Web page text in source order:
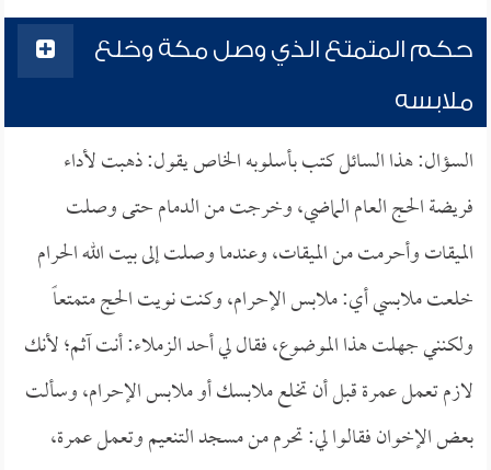
حكم المتمتع الذي وصل مكة وخلع
ملابسه
السؤال: هذا السائل كتب بأسلوبه الخاص يقول: ذهبت لأداء
فريضة الحج العام الماضي، وخرجت من الدمام حتى وصلت
الميقات وأحرمت من الميقات، وعندما وصلت إلى بيت الله الحرام
خلعت ملابسي أي: ملابس الإحرام، وكنت نويت الحج متمتعاً
ولكنني جهلت هذا الموضوع، فقال لي أحد الزملاء: أنت آثم؛ لأنك
لازم تعمل عمرة قبل أن تخلع ملابسك أو ملابس الإحرام، وسألت
بعض الإخوان فقالوا لي: تحرم من مسجد التنعيم وتعمل عمرة،